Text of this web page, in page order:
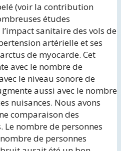
(voir la contribution
études
sanitaire des vols de
artérielle et ses
de myocarde. Cet
avec le nombre de
le niveau sonore de
aussi avec le nombre
nuisances. Nous avons
comparaison des
nombre de personnes
de personnes